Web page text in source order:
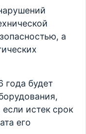
а
года будет
истек срок
его